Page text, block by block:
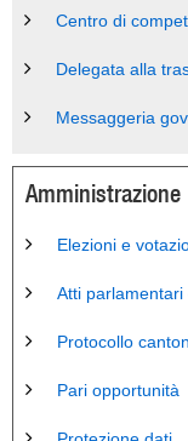
Centro di
Delegata alla
Messaggeria
Amministrazione
Elezioni e
Atti
Protocollo
Pari opportunità